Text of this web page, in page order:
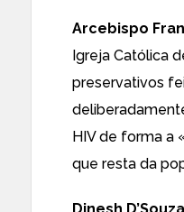
Arcebispo
Igreja Católica
preservativos
HIV de forma a
que resta da